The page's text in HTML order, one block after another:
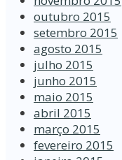
outubro 2015
setembro 2015
agosto 2015
julho 2015
junho 2015
maio 2015
abril 2015
março 2015
fevereiro 2015